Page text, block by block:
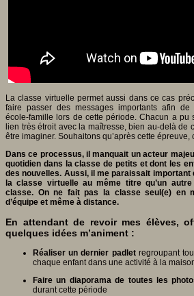
La classe virtuelle permet aussi dans ce cas
faire passer des messages importants afin de
école-famille lors de cette période. Chacun a pu
lien très étroit avec la maîtresse, bien au-delà de
être imaginer. Souhaitons qu’après cette épreuve,
Dans ce processus, il manquait un acteur
quotidien dans la classe de petits et dont les
des nouvelles. Aussi, il me paraissait important
la classe virtuelle au même titre qu’un
classe. On ne fait pas la classe seul(e) en
d’équipe et même à distance.
En attendant de revoir mes élèves,
quelques idées m’animent :
Réaliser un dernier padletregroupant
chaque enfant dans une activité à la
Faire un diaporama de toutes les
durant cette période